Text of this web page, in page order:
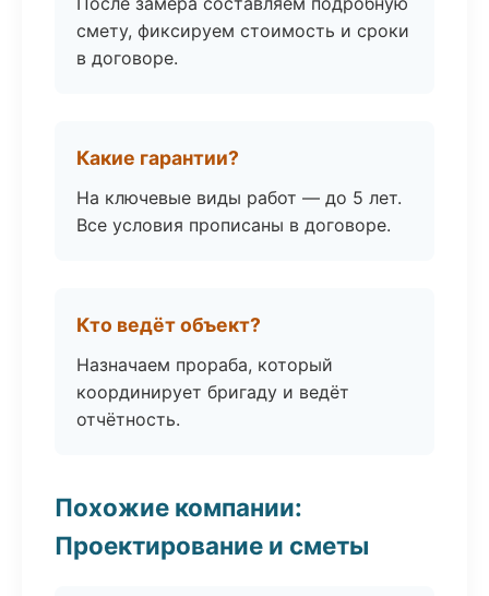
смету, фиксируем стоимость и сроки
в договоре.
Какие гарантии?
На ключевые виды работ — до 5 лет.
Все условия прописаны в договоре.
Кто ведёт объект?
Назначаем прораба, который
координирует бригаду и ведёт
отчётность.
Похожие компании:
Проектирование и сметы